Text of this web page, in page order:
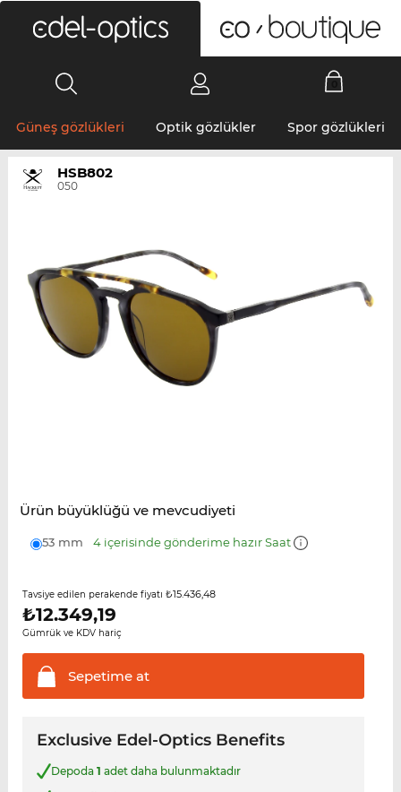
Güneş gözlükleri Optik gözlükler Spor gözlükleri
HSB802
050
Ürün büyüklüğü ve mevcudiyeti
53 mm 4 içerisinde gönderime hazır Saat
Tavsiye edilen perakende fiyatı ₺15.436,48
₺12.349,19
Gümrük ve KDV hariç
Sepetimeat
Exclusive Edel-Optics Benefits
Depoda 1 adet daha bulunmaktadır